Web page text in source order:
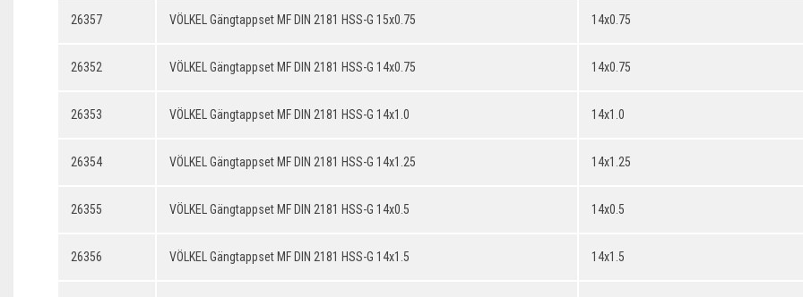
26357 VÖLKEL Gängtappset MF DIN 2181 HSS-G 15x0.75 14x0.75
26352 VÖLKEL Gängtappset MF DIN 2181 HSS-G 14x0.75 14x0.75
26353 VÖLKEL Gängtappset MF DIN 2181 HSS-G 14x1.0 14x1.0
26354 VÖLKEL Gängtappset MF DIN 2181 HSS-G 14x1.25 14x1.25
26355 VÖLKEL Gängtappset MF DIN 2181 HSS-G 14x0.5 14x0.5
26356 VÖLKEL Gängtappset MF DIN 2181 HSS-G 14x1.5 14x1.5